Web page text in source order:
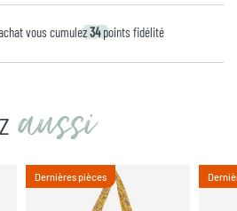
vous cumulez34 points fidélité
aussi
Dernières pièces